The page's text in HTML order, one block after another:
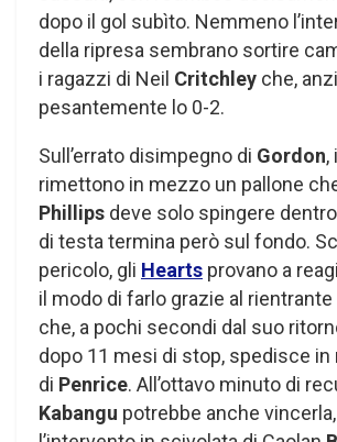
dopo il gol subìto. Nemmeno
della ripresa sembrano sortire
i ragazzi di Neil Critchley che,
pesantemente lo 0-2.
Sull’errato disimpegno di Gordon, i
rimettono in mezzo un pallone
Phillips deve solo spingere
di testa termina però sul fondo.
pericolo, gli Hearts provano a
il modo di farlo grazie al rientrante
che, a pochi secondi dal suo
dopo 11 mesi di stop, spedisce
di Penrice. All’ottavo minuto di
Kabangu potrebbe anche